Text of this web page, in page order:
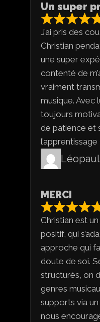
Un super
J’ai pris des
Christian
une super
contenté de
vraiment
musique. Avec
toujours
de patience et
Léopaul
MERCI
Christian est
positif, qui
approche qui
doute de soi.
structurés, on
genres
supports via
nous